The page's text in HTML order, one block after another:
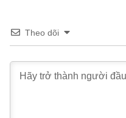
Theo dõi